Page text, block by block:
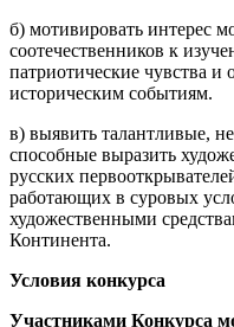
б) мотивировать интерес
соотечественников к
патриотические чувства
историческим событиям.
в) выявить талантливые,
способные выразить
русских
работающих в суровых
художественными
Континента.
Условия конкурса
Участниками Конкурса